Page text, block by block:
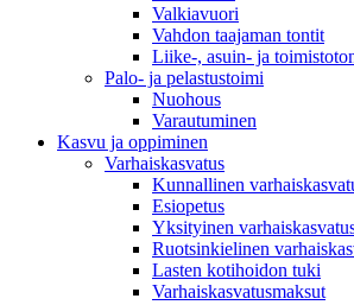
Valkiavuori
Vahdon taajaman tontit
Liike-, asuin- ja
Palo- ja pelastustoimi
Nuohous
Varautuminen
Kasvu ja oppiminen
Varhaiskasvatus
Kunnallinen
Esiopetus
Yksityinen
Ruotsinkielinen
Lasten kotihoidon tuki
Varhaiskasvatusmaksut